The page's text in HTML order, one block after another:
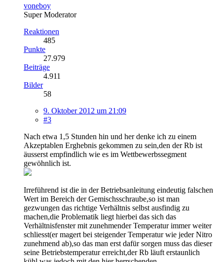
voneboy
Super Moderator
Reaktionen
485
Punkte
27.979
Beiträge
4.911
Bilder
58
9. Oktober 2012 um 21:09
#3
Nach etwa 1,5 Stunden hin und her denke ich zu einem
Akzeptablen Erghebnis gekommen zu sein,den der Rb ist
äusserst empfindlich wie es im Wettbewerbssegment
gewöhnlich ist.
Irreführend ist die in der Betriebsanleitung eindeutig falschen
Wert im Bereich der Gemischsschraube,so ist man
gezwungen das richtige Verhältnis selbst ausfindig zu
machen,die Problematik liegt hierbei das sich das
Verhältnisfenster mit zunehmender Temperatur immer weiter
schliesst(er magert bei steigender Temperatur wie jeder Nitro
zunehmend ab),so das man erst dafür sorgen muss das dieser
seine Betriebstemperatur erreicht,der Rb läuft erstaunlich